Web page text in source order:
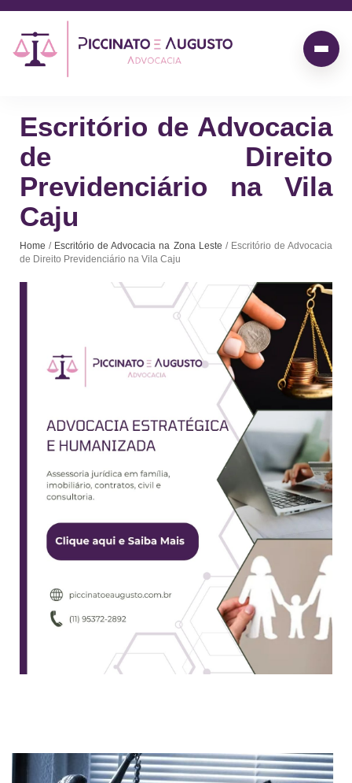
Escritório de Advocacia
de Direito
Previdenciário na Vila
Caju
Home / Escritório de Advocacia na Zona Leste / Escritório de Advocacia
de Direito Previdenciário na Vila Caju